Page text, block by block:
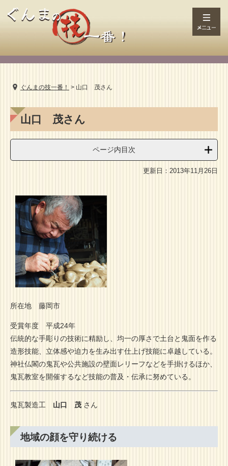
メ
ニ
ぐんまの技一番！ > 山口 茂さん
本
文
山口 茂さん
ページ内目次
更新日：2013年11月26日
所在地 藤岡市
受賞年度 平成24年
伝統的な手彫りの技術に精励し、均一の厚さで土台と鬼面を作る
造形技能、立体感や迫力を生み出す仕上げ技能に卓越している。
神社仏閣の鬼瓦や公共施設の壁面レリーフなどを手掛けるほか、
鬼瓦教室を開催するなど技能の普及・伝承に努めている。
鬼瓦製造工 山口 茂 さん
地域の顔を守り続ける